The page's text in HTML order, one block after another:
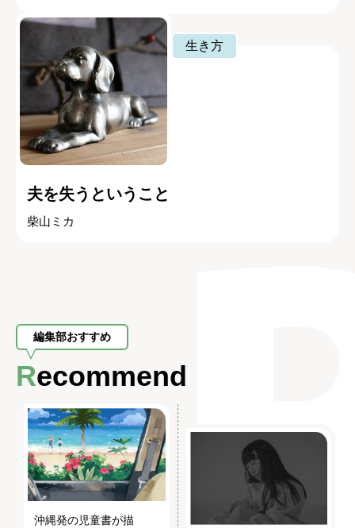
生き方
夫を失うということ
柴山ミカ
編集部おすすめ
Recommend
沖縄発の児童書が描